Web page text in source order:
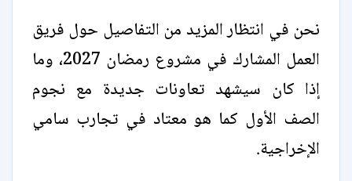
نحن في انتظار المزيد من التفاصيل حول فريق
العمل المشارك في مشروع رمضان 2027، وما
إذا كان سيشهد تعاونات جديدة مع نجوم
الصف الأول كما هو معتاد في تجارب سامي
الإخراجية.